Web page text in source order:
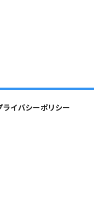
ライバシーポリシー